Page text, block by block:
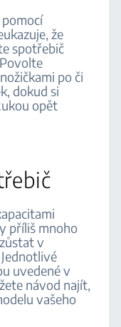
že
spotřebič
po či
dokud si
opět
příliš mnoho
v
uvedené v
návod najít,
vašeho